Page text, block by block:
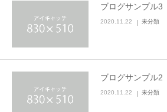
ブログサンプル3
2020.11.22 未分類
ブログサンプル2
2020.11.22 未分類